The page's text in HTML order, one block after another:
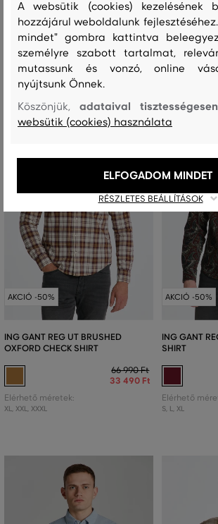
66 990 Ft
33 490 Ft
Elérhető méretek: Elérhető
XXL
AKCIÓ -50%
ING GANT REG UT BRUSHED
OXFORD CHECK SHIRT
66 990 Ft
33 490 Ft
Elérhető méretek:
XL, XXL, XXXL
AKCIÓ -50%
ING GANT
SHIRT
Elérhető
S, L, XL
A websütik (cookies) kezelésének
hozzájárul weboldalunk
mindet" gombra kattintva
személyre szabott tartalmat,
mutassunk és vonzó, online
nyújtsunk Önnek.
Köszönjük,adataival
websütik (cookies) használata
RÉSZLETES BEÁLLÍTÁSOK
ELFOGADOM MINDET